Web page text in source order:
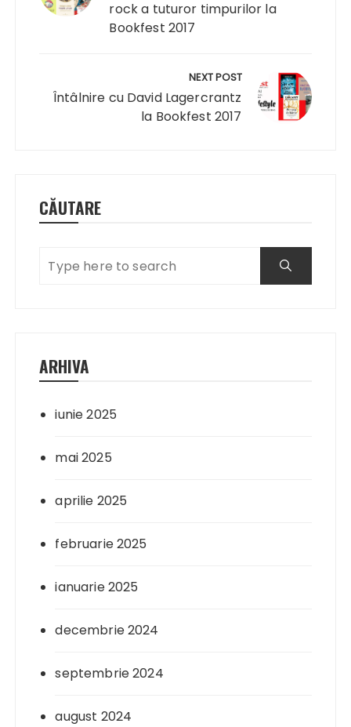
rock a tuturor timpurilor la
Bookfest 2017
NEXT POST
Întâlnire cu David Lagercrantz
la Bookfest 2017
CĂUTARE
ARHIVA
iunie 2025
mai 2025
aprilie 2025
februarie 2025
ianuarie 2025
decembrie 2024
septembrie 2024
august 2024